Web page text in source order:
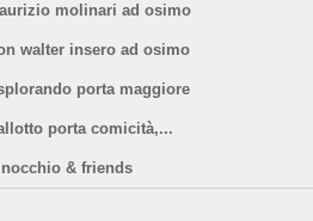
molinari ad osimo
walter insero ad osimo
porta maggiore
porta comicità,...
& friends